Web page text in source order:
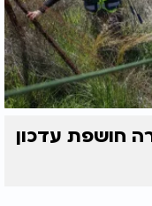
חושפת עדכון